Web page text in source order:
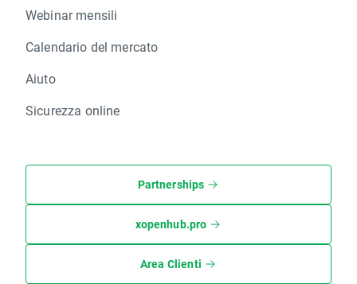
Webinar mensili
Calendario del mercato
Aiuto
Sicurezza online
Partnerships
xopenhub.pro
Area Clienti